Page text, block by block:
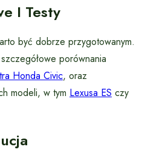
I Testy
być dobrze przygotowanym.
porównania
Honda Civic, oraz
modeli, w tym Lexusa ES czy